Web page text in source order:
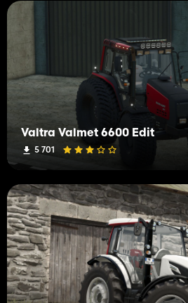
Valtra Valmet 6600 Edit
5 701